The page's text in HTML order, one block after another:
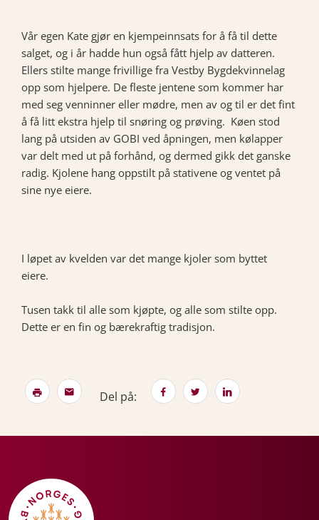
Vår egen Kate gjør en kjempeinnsats for å få til dette
salget, og i år hadde hun også fått hjelp av datteren.
Ellers stilte mange frivillige fra Vestby Bygdekvinnelag
opp som hjelpere. De fleste jentene som kommer har
med seg venninner eller mødre, men av og til er det fint
å få litt ekstra hjelp til snøring og prøving. Køen stod
lang på utsiden av GOBI ved åpningen, men kølapper
var delt med ut på forhånd, og dermed gikk det ganske
radig. Kjolene hang oppstilt på stativene og ventet på
sine nye eiere.
I løpet av kvelden var det mange kjoler som byttet
eiere.
Tusen takk til alle som kjøpte, og alle som stilte opp.
Dette er en fin og bærekraftig tradisjon.
Del på: